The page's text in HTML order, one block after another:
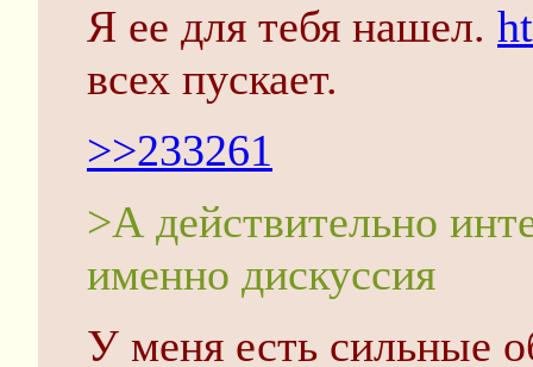
Я ее для тебя нашел.
всех пускает.
>>233261
>А действительно
именно дискуссия
У меня есть сильные